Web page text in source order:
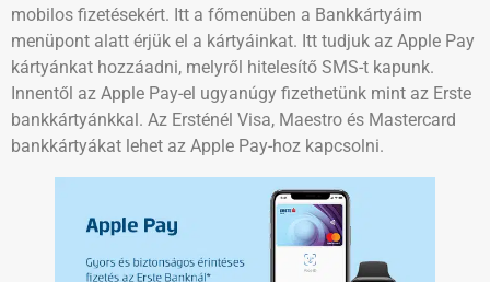
mobilos fizetésekért. Itt a főmenüben a Bankkártyáim
menüpont alatt érjük el a kártyáinkat. Itt tudjuk az Apple Pay
kártyánkat hozzáadni, melyről hitelesítő SMS-t kapunk.
Innentől az Apple Pay-el ugyanúgy fizethetünk mint az Erste
bankkártyánkkal. Az Ersténél Visa, Maestro és Mastercard
bankkártyákat lehet az Apple Pay-hoz kapcsolni.